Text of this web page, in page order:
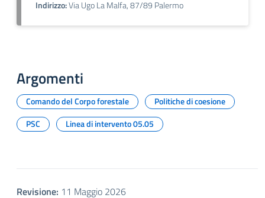
Indirizzo:Via Ugo La Malfa, 87/89 Palermo
Argomenti
Comando del Corpo forestale
Politiche di coesione
PSC
Linea di intervento 05.05
Revisione: 11 Maggio 2026